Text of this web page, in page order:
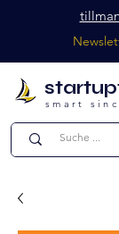
smart